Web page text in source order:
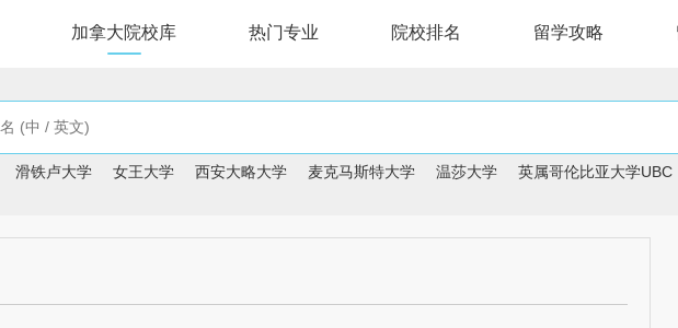
加拿大院校库 热门专业 院校排名 留学攻略
滑铁卢大学 女王大学 西安大略大学 麦克马斯特大学 温莎大学 英属哥伦比亚大学UBC